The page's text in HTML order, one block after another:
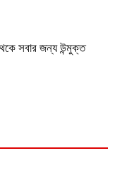
সবার জন্য উন্মুক্ত